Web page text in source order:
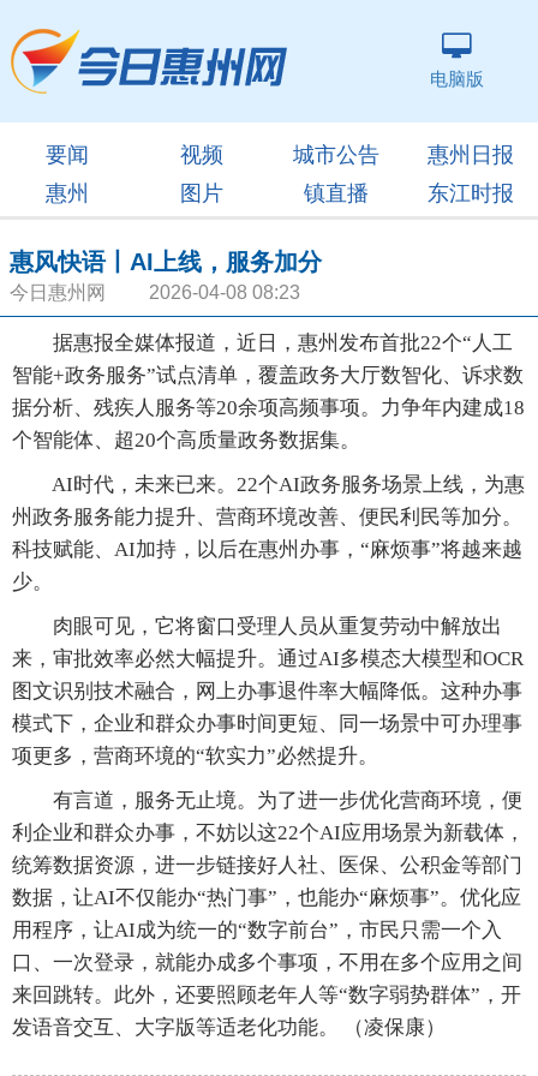
电脑版
要闻 视频 城市公告
惠州日报
惠州
图片 镇直播 东江时报
惠风快语丨AI上线，服务加分
今日惠州网 2026-04-08 08:23
据惠报全媒体报道，近日，惠州发布首批22个“人工
智能+政务服务”试点清单，覆盖政务大厅数智化、诉求数
据分析、残疾人服务等20余项高频事项。力争年内建成18
个智能体、超20个高质量政务数据集。
AI时代，未来已来。22个AI政务服务场景上线，为惠
州政务服务能力提升、营商环境改善、便民利民等加分。
科技赋能、AI加持，以后在惠州办事，“麻烦事”将越来越
少。
肉眼可见，它将窗口受理人员从重复劳动中解放出
来，审批效率必然大幅提升。通过AI多模态大模型和OCR
图文识别技术融合，网上办事退件率大幅降低。这种办事
模式下，企业和群众办事时间更短、同一场景中可办理事
项更多，营商环境的“软实力”必然提升。
有言道，服务无止境。为了进一步优化营商环境，便
利企业和群众办事，不妨以这22个AI应用场景为新载体，
统筹数据资源，进一步链接好人社、医保、公积金等部门
数据，让AI不仅能办“热门事”，也能办“麻烦事”。优化应
用程序，让AI成为统一的“数字前台”，市民只需一个入
口、一次登录，就能办成多个事项，不用在多个应用之间
来回跳转。此外，还要照顾老年人等“数字弱势群体”，开
发语音交互、大字版等适老化功能。
（凌保康）